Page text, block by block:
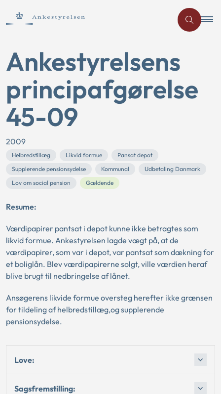
Ankestyrelsens
principafgørelse
45-09
2009
Helbredstillæg Likvid formue
Pansat depot
Supplerende pensionsydelse
Kommunal
Udbetaling Danmark
Lov om social pension
Gældende
Resume:
Værdipapirer pantsat i depot kunne ikke betragtes som
likvid formue. Ankestyrelsen lagde vægt på, at de
værdipapirer, som var i depot, var pantsat som dækning for
et boliglån. Blev værdipapirerne solgt, ville værdien heraf
blive brugt til nedbringelse af lånet.
Ansøgerens likvide formue oversteg herefter ikke grænsen
for tildeling af helbredstillæg,og supplerende
pensionsydelse.
Love:
Sagsfremstilling: